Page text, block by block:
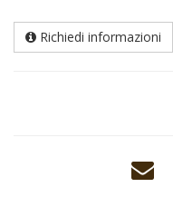
Richiedi informazioni